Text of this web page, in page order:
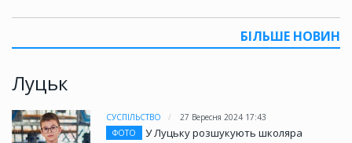
БІЛЬШЕ НОВИН
Луцьк
СУСПІЛЬСТВО
27 Вересня 2024 17:43
ФОТО
У Луцьку розшукують школяра